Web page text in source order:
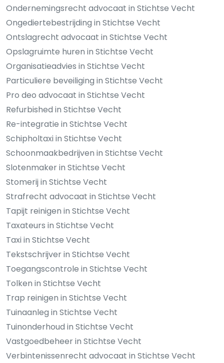
Ondernemingsrecht advocaat in Stichtse Vecht
Ongediertebestrijding in Stichtse Vecht
Ontslagrecht advocaat in Stichtse Vecht
Opslagruimte huren in Stichtse Vecht
Organisatieadvies in Stichtse Vecht
Particuliere beveiliging in Stichtse Vecht
Pro deo advocaat in Stichtse Vecht
Refurbished in Stichtse Vecht
Re-integratie in Stichtse Vecht
Schipholtaxi in Stichtse Vecht
Schoonmaakbedrijven in Stichtse Vecht
Slotenmaker in Stichtse Vecht
Stomerij in Stichtse Vecht
Strafrecht advocaat in Stichtse Vecht
Tapijt reinigen in Stichtse Vecht
Taxateurs in Stichtse Vecht
Taxi in Stichtse Vecht
Tekstschrijver in Stichtse Vecht
Toegangscontrole in Stichtse Vecht
Tolken in Stichtse Vecht
Trap reinigen in Stichtse Vecht
Tuinaanleg in Stichtse Vecht
Tuinonderhoud in Stichtse Vecht
Vastgoedbeheer in Stichtse Vecht
Verbintenissenrecht advocaat in Stichtse Vecht